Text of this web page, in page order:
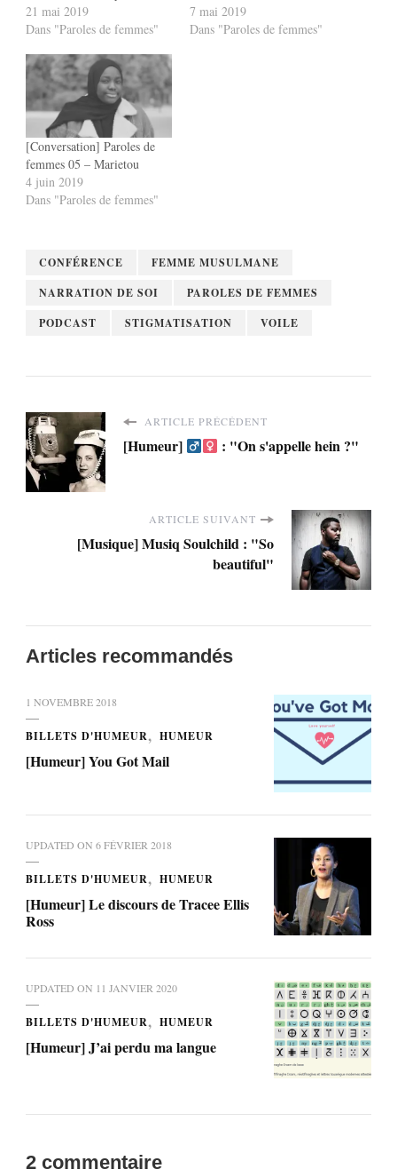
21 mai 2019
Dans "Paroles de femmes"
7 mai 2019
Dans "Paroles de femmes"
[Conversation] Paroles de
femmes 05 – Marietou
4 juin 2019
Dans "Paroles de femmes"
CONFÉRENCE
FEMME MUSULMANE
NARRATION DE SOI
PAROLES DE FEMMES
PODCAST
STIGMATISATION VOILE
ARTICLE PRÉCÉDENT
[Humeur] : "On s'appelle hein ?"
ARTICLE SUIVANT
[Musique] Musiq Soulchild : "So
beautiful"
Articles recommandés
1 NOVEMBRE 2018
BILLETS D'HUMEUR HUMEUR
[Humeur] You Got Mail
UPDATED ON 6 FÉVRIER 2018
BILLETS D'HUMEUR HUMEUR
[Humeur] Le discours de Tracee Ellis
Ross
UPDATED ON 11 JANVIER 2020
BILLETS D'HUMEUR HUMEUR
[Humeur] J’ai perdu ma langue
2 commentaire